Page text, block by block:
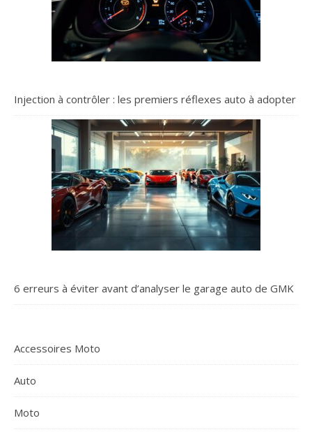
Injection à contrôler : les premiers réflexes auto à adopter
6 erreurs à éviter avant d’analyser le garage auto de GMK
Accessoires Moto
Auto
Moto